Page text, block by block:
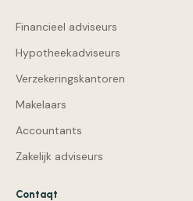
Financieel adviseurs
Hypotheekadviseurs
Verzekeringskantoren
Makelaars
Accountants
Zakelijk adviseurs
Contaqt